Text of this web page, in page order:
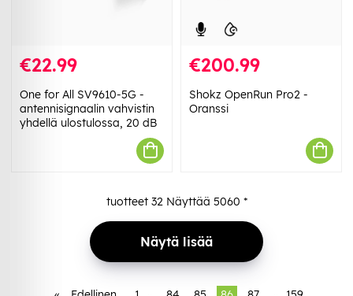
€22.99
One for All SV9610-5G -
antennisignaalin vahvistin
yhdellä ulostulossa, 20 dB
€200.99
Shokz OpenRun Pro2 -
Oranssi
tuotteet 32Näyttää 5060 *
Näytä lisää